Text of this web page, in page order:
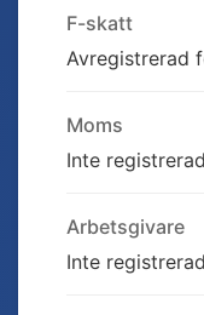
F-skatt
Avregistrerad
Moms
Inte
Arbetsgivare
Inte